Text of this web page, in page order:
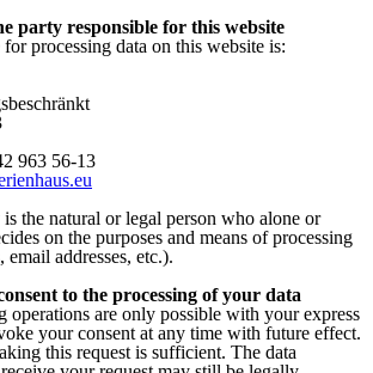
party responsible for this website
processing data on this website is:
963 56-13
the natural or legal person who alone or
on the purposes and means of processing
email addresses, etc.).
to the processing of your data
operations are only possible with your express
your consent at any time with future effect.
this request is sufficient. The data